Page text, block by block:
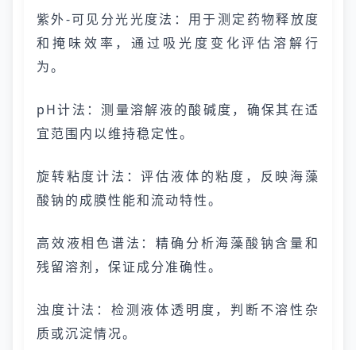
紫外-可见分光光度法：用于测定药物释放度
和掩味效率，通过吸光度变化评估溶解行
为。
pH计法：测量溶解液的酸碱度，确保其在适
宜范围内以维持稳定性。
旋转粘度计法：评估液体的粘度，反映海藻
酸钠的成膜性能和流动特性。
高效液相色谱法：精确分析海藻酸钠含量和
残留溶剂，保证成分准确性。
浊度计法：检测液体透明度，判断不溶性杂
质或沉淀情况。